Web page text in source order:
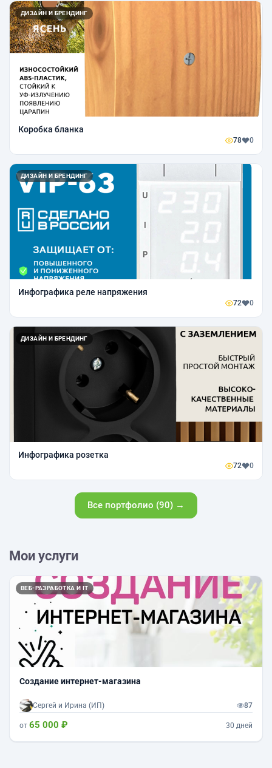
ДИЗАЙН И БРЕНДИНГ
Коробка бланка
78 0
ДИЗАЙН И БРЕНДИНГ
Инфографика реле напряжения
72 0
ДИЗАЙН И БРЕНДИНГ
Инфографика розетка
72 0
Все портфолио (90) →
Мои услуги
ВЕБ-РАЗРАБОТКА И IT
Создание интернет-магазина
Сергей и Ирина (ИП) 87
от 65 000 ₽ 30 дней